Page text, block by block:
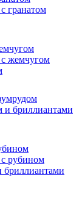
гранатом
с жемчугом
и бриллиантами
рубином
бриллиантами